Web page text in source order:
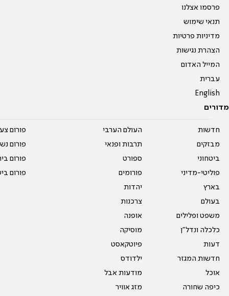
פרסמו אצלנו
תנאי שימוש
מדיניות פרטיות
הצהרת נגישות
המייל האדום
עברית
English
מדורים
חדשות
מבזקים
ביטחוני
פוליטי-מדיני
בארץ
בעולם
משפט ופלילים
כלכלה ונדל"ן
דעות
חדשות המגזר
אוכל
כיפה שחורה
העולם הערבי
תרבות ופנאי
ספורט
פורומים
יהדות
צרכנות
אופנה
מוסיקה
פיוטקאסט
ילדודס
מודעות אבל
מזג אוויר
פורום
פורום
פורום
פורום